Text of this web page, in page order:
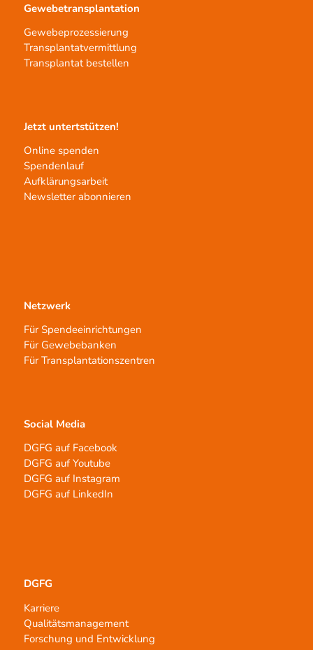
Gewebetransplantation
Gewebeprozessierung
Transplantatvermittlung
Transplantat bestellen
Jetzt untertstützen!
Online spenden
Spendenlauf
Aufklärungsarbeit
Newsletter abonnieren
Netzwerk
Für Spendeeinrichtungen
Für Gewebebanken
Für Transplantationszentren
Social Media
DGFG auf Facebook
DGFG auf Youtube
DGFG auf Instagram
DGFG auf LinkedIn
DGFG
Karriere
Qualitätsmanagement
Forschung und Entwicklung